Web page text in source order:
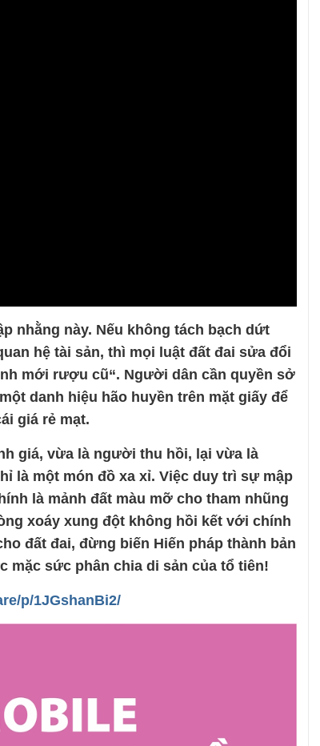
nhằng này. Nếu không tách bạch dứt
hệ tài sản, thì mọi luật đất đai sửa đổi
mới rượu cũ“. Người dân cần quyền sở
danh hiệu hão huyền trên mặt giấy để
giá rẻ mạt.
giá, vừa là người thu hồi, lại vừa là
là một món đồ xa xỉ. Việc duy trì sự mập
là mảnh đất màu mỡ cho tham nhũng
xoáy xung đột không hồi kết với chính
đất đai, đừng biến Hiến pháp thành bản
mặc sức phân chia di sản của tổ tiên!
p/1JGshanBi2/